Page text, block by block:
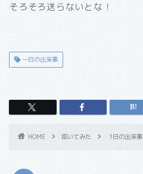
そろそろ送らないとな！
一日の出来事
HOME 呟いてみた 1日の出来事